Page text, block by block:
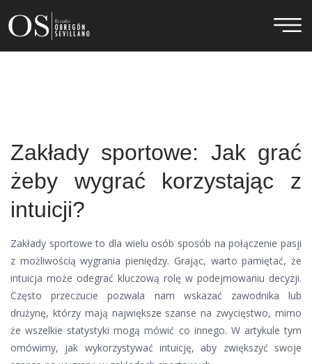
Zakłady sportowe: Jak grać
żeby wygrać korzystając z
intuicji?
Zakłady sportowe to dla wielu osób sposób na połączenie pasji
z możliwością wygrania pieniędzy. Grając, warto pamiętać, że
intuicja może odegrać kluczową rolę w podejmowaniu decyzji.
Często przeczucie pozwala nam wskazać zawodnika lub
drużynę, którzy mają największe szanse na zwycięstwo, mimo
że wszelkie statystyki mogą mówić co innego. W artykule tym
omówimy, jak wykorzystywać intuicję, aby zwiększyć swoje